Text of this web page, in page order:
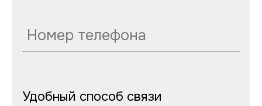
Удобный способ связи